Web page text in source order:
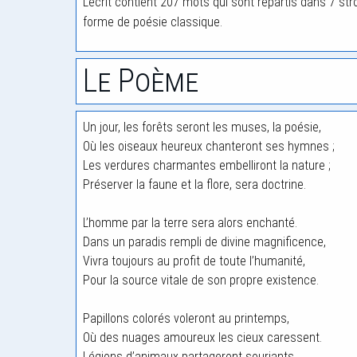
forme de poésie classique.
Le Poème
Un jour, les forêts seront les muses, la poésie,
Où les oiseaux heureux chanteront ses hymnes ;
Les verdures charmantes embelliront la nature ;
Préserver la faune et la flore, sera doctrine.
L’homme par la terre sera alors enchanté.
Dans un paradis rempli de divine magnificence,
Vivra toujours au profit de toute l’humanité,
Pour la source vitale de son propre existence.
Papillons colorés voleront au printemps,
Où des nuages amoureux les cieux caressent.